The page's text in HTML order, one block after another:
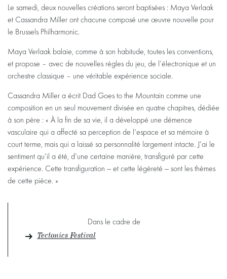
Le samedi, deux nouvelles créations seront baptisées : Maya Verlaak
et Cassandra Miller ont chacune composé une œuvre nouvelle pour
le Brussels Philharmonic.
Maya Verlaak balaie, comme à son habitude, toutes les conventions,
et propose – avec de nouvelles règles du jeu, de l’électronique et un
orchestre classique – une véritable expérience sociale.
Cassandra Miller a écrit Dad Goes to the Mountain comme une
composition en un seul mouvement divisée en quatre chapitres, dédiée
à son père : « À la fin de sa vie, il a développé une démence
vasculaire qui a affecté sa perception de l'espace et sa mémoire à
court terme, mais qui a laissé sa personnalité largement intacte. J'ai le
sentiment qu'il a été, d'une certaine manière, transfiguré par cette
expérience. Cette transfiguration — et cette légèreté — sont les thèmes
de cette pièce. »
Dans le cadre de
Tectonics Festival